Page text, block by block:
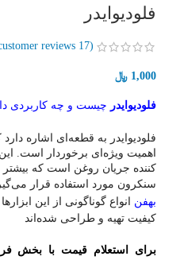
فلودیوایدر
(
17
1,000 ﷼
فلودیوایدر چیست و چه کاربردی
فلودیوایدر به قطعه‌‎ای اشاره دارد که از لحاظ
اهمیت ویژه‌ای برخوردار است.
کننده جریان روغن است که
سنکرون مورد استفاده قرار
بهفن
انواع گوناگونی از این
کیفیت تهیه و طراحی شده‌اند
برای استعلام قیمت با بخش